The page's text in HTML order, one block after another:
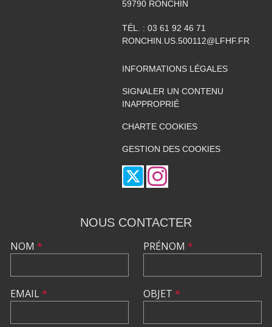
59790 RONCHIN
TÉL. : 03 61 92 46 71
RONCHIN.US.500112@LFHF.FR
INFORMATIONS LÉGALES
SIGNALER UN CONTENU
INAPPROPRIÉ
CHARTE COOKIES
GESTION DES COOKIES
NOUS CONTACTER
NOM *
EMAIL*
PRÉNOM *
OBJET *